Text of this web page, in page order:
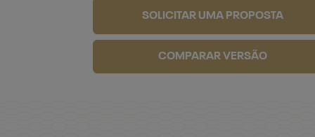
SOLICITAR UMA PROPOSTA
COMPARAR VERSÃO